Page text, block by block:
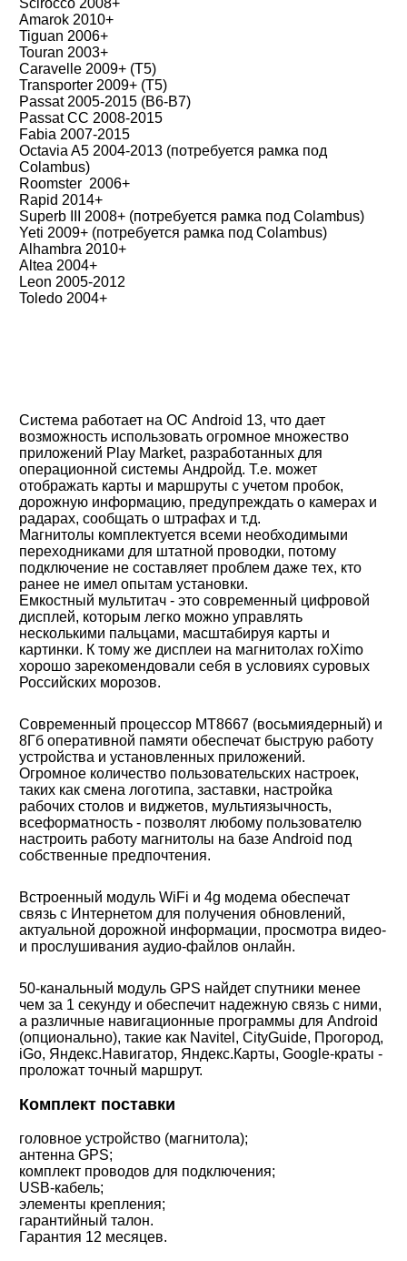
Scirocco 2008+
Amarok 2010+
Tiguan 2006+
Touran 2003+
Caravelle 2009+ (T5)
Transporter 2009+ (T5)
Passat 2005-2015 (B6-B7)
Passat CC 2008-2015
Fabia 2007-2015
Octavia A5 2004-2013 (потребуется рамка под
Colambus)
Roomster 2006+
Rapid 2014+
Superb III 2008+ (потребуется рамка под Colambus)
Yeti 2009+ (потребуется рамка под Colambus)
Alhambra 2010+
Altea 2004+
Leon 2005-2012
Toledo 2004+
Система работает на ОС Android 13, что дает
возможность использовать огромное множество
приложений Play Market, разработанных для
операционной системы Андройд. Т.е. может
отображать карты и маршруты с учетом пробок,
дорожную информацию, предупреждать о камерах и
радарах, сообщать о штрафах и т.д.
Магнитолы комплектуется всеми необходимыми
переходниками для штатной проводки, потому
подключение не составляет проблем даже тех, кто
ранее не имел опытам установки.
Емкостный мультитач - это современный цифровой
дисплей, которым легко можно управлять
несколькими пальцами, масштабируя карты и
картинки. К тому же дисплеи на магнитолах roXimo
хорошо зарекомендовали себя в условиях суровых
Российских морозов.
Современный процессор MT8667 (восьмиядерный) и
8Гб оперативной памяти обеспечат быструю работу
устройства и установленных приложений.
Огромное количество пользовательских настроек,
таких как смена логотипа, заставки, настройка
рабочих столов и виджетов, мультиязычность,
всеформатность - позволят любому пользователю
настроить работу магнитолы на базе Android под
собственные предпочтения.
Встроенный модуль WiFi и 4g модема обеспечат
связь с Интернетом для получения обновлений,
актуальной дорожной информации, просмотра видео-
и прослушивания аудио-файлов онлайн.
50-канальный модуль GPS найдет спутники менее
чем за 1 секунду и обеспечит надежную связь с ними,
а различные навигационные программы для Android
(опционально), такие как Navitel, CityGuide, Прогород,
iGo, Яндекс.Навигатор, Яндекс.Карты, Google-краты -
проложат точный маршрут.
Комплект поставки
головное устройство (магнитола);
антенна GPS;
комплект проводов для подключения;
USB-кабель;
элементы крепления;
гарантийный талон.
Гарантия 12 месяцев.